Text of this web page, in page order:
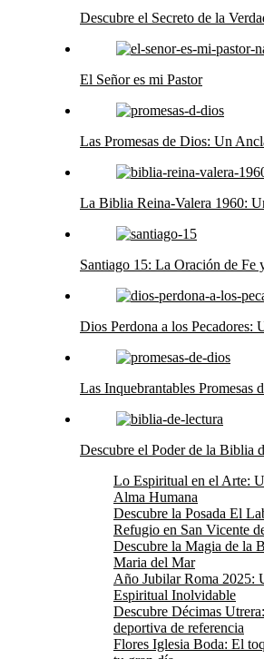
Descubre el Secreto de la
El Señor es mi Pastor
Las Promesas de Dios: Un
La Biblia Reina-Valera 1960:
Santiago 15: La Oración de Fe
Dios Perdona a los Pecadores:
Las Inquebrantables
Descubre el Poder de la Biblia
Lo Espiritual en el Arte:
Alma Humana
Descubre la Posada El
Refugio en San Vicente
Descubre la Magia de la
Maria del Mar
Año Jubilar Roma 2025:
Espiritual Inolvidable
Descubre Décimas
deportiva de referencia
Flores Iglesia Boda: El